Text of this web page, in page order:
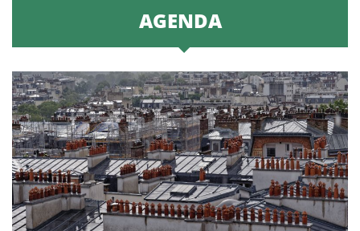
AGENDA